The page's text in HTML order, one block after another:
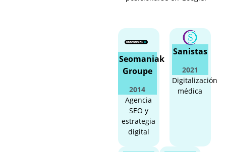
Seomaniak
Groupe
2014
Agencia
SEO y
estrategia
digital
Sanistas
2021
Digitalización
médica